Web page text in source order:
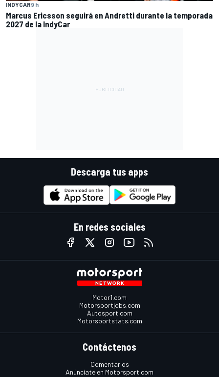
INDYCAR9 h
Marcus Ericsson seguirá en Andretti durante la temporada
2027 de la IndyCar
Descarga tus apps
En redes sociales
Motor1.com
Motorsportjobs.com
Autosport.com
Motorsportstats.com
Contáctenos
Comentarios
Anúnciate en Motorsport.com